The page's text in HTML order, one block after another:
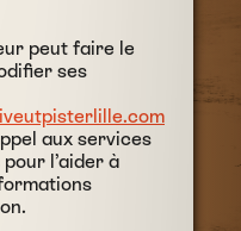
peut faire le
ses
aux services
l’aider à